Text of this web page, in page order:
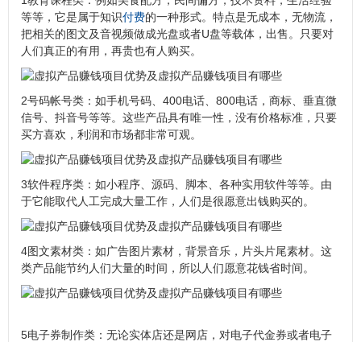
等等，它是属于知识付费的一种形式。特点是无成本，无物流，
把相关的图文及音视频做成光盘或者U盘等载体，出售。只要对
人们真正的有用，再贵也有人购买。
2号码帐号类：如手机号码、400电话、800电话，商标、垂直微
信号、抖音号等等。这些产品具有唯一性，没有价格标准，只要
买方喜欢，利润和市场都非常可观。
3软件程序类：如小程序、源码、脚本、各种实用软件等等。由
于它能取代人工完成大量工作，人们是很愿意出钱购买的。
4图文素材类：如广告图片素材，背景音乐，片头片尾素材。这
类产品能节约人们大量的时间，所以人们愿意花钱省时间。
5电子券制作类：无论实体店还是网店，对电子代金券或者电子